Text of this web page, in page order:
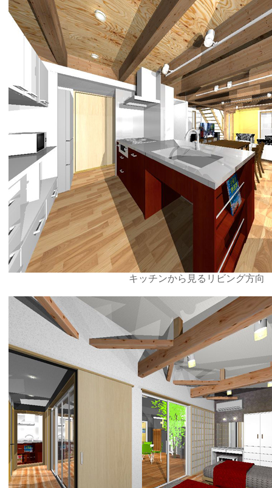
キッチンから見るリビング方向